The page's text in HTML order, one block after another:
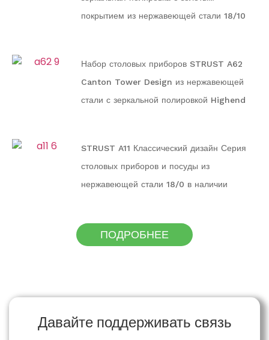
покрытием из нержавеющей стали 18/10
Набор столовых приборов STRUST A62
Canton Tower Design из нержавеющей
стали с зеркальной полировкой Highend
STRUST A11 Классический дизайн Серия
столовых приборов и посуды из
нержавеющей стали 18/0 в наличии
ПОДРОБНЕЕ
Давайте поддерживать связь